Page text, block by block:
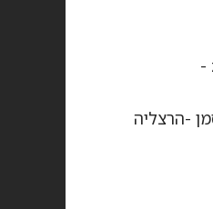
מתוך אזכרה שנתית של ארגון דרוהוביץ בוריסלב והסביבה לנפטרי 2019-2020 ב-zoom -
-הרצליה